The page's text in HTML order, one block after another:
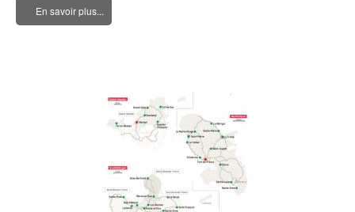
En savoir plus...